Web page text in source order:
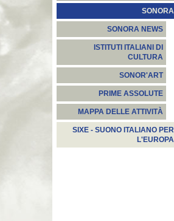
SONORA
SONORA NEWS
ISTITUTI ITALIANI DI
CULTURA
SONOR'ART
PRIME ASSOLUTE
MAPPA DELLE ATTIVITÀ
SIXE - SUONO ITALIANO PER
L'EUROPA